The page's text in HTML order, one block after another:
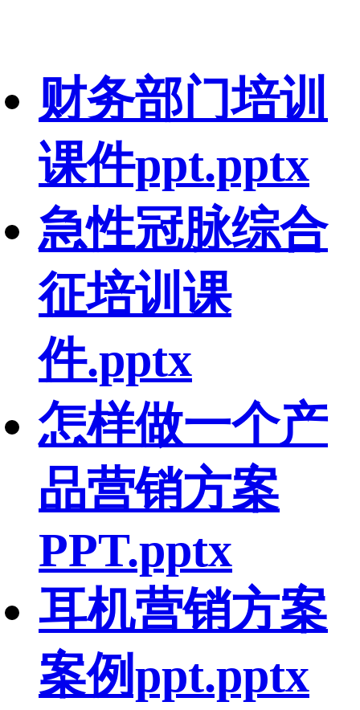
财务部门培训
课件ppt.pptx
急性冠脉综合
征培训课
件.pptx
怎样做一个产
品营销方案
PPT.pptx
耳机营销方案
案例ppt.pptx